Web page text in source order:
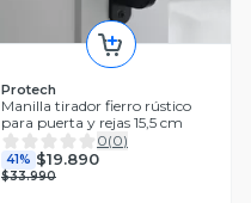
Protech
Manilla tirador fierro rústico
para puerta y rejas 15,5 cm
0(0)
41% $19.890
$33.990